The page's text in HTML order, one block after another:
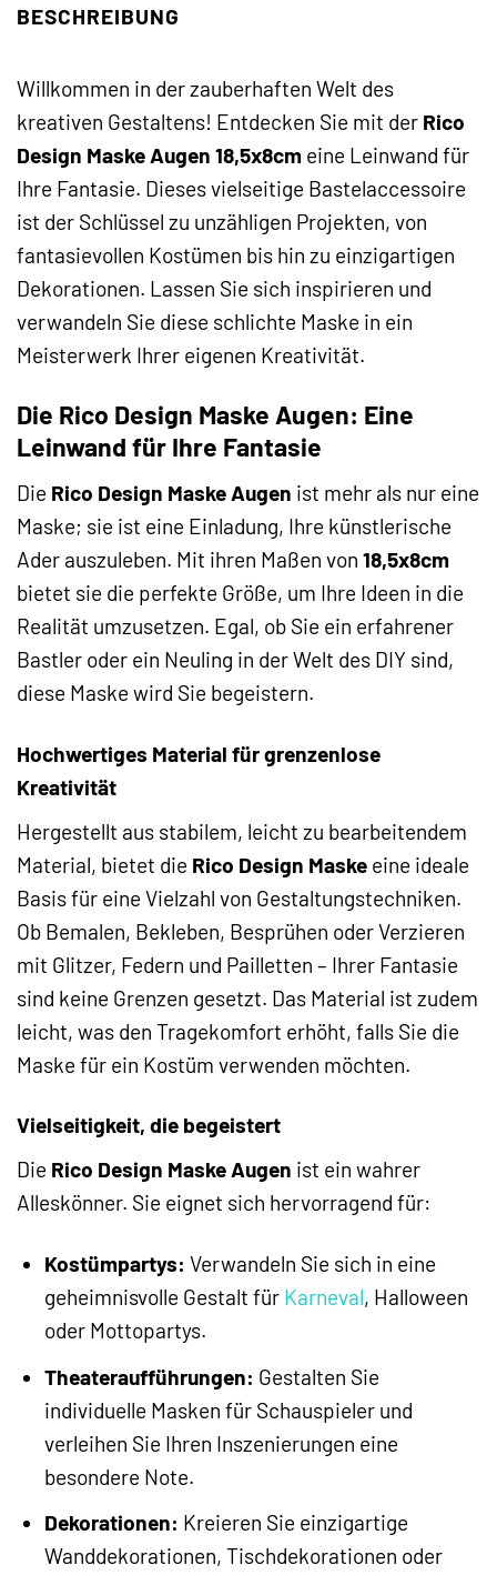
BESCHREIBUNG
Willkommen in der zauberhaften Welt des
kreativen Gestaltens! Entdecken Sie mit der Rico
Design Maske Augen 18,5x8cm eine Leinwand für
Ihre Fantasie. Dieses vielseitige Bastelaccessoire
ist der Schlüssel zu unzähligen Projekten, von
fantasievollen Kostümen bis hin zu einzigartigen
Dekorationen. Lassen Sie sich inspirieren und
verwandeln Sie diese schlichte Maske in ein
Meisterwerk Ihrer eigenen Kreativität.
Die Rico Design Maske Augen: Eine
Leinwand für Ihre Fantasie
Die Rico Design Maske Augen ist mehr als nur eine
Maske; sie ist eine Einladung, Ihre künstlerische
Ader auszuleben. Mit ihren Maßen von 18,5x8cm
bietet sie die perfekte Größe, um Ihre Ideen in die
Realität umzusetzen. Egal, ob Sie ein erfahrener
Bastler oder ein Neuling in der Welt des DIY sind,
diese Maske wird Sie begeistern.
Hochwertiges Material für grenzenlose
Kreativität
Hergestellt aus stabilem, leicht zu bearbeitendem
Material, bietet die Rico Design Maske eine ideale
Basis für eine Vielzahl von Gestaltungstechniken.
Ob Bemalen, Bekleben, Besprühen oder Verzieren
mit Glitzer, Federn und Pailletten – Ihrer Fantasie
sind keine Grenzen gesetzt. Das Material ist zudem
leicht, was den Tragekomfort erhöht, falls Sie die
Maske für ein Kostüm verwenden möchten.
Vielseitigkeit, die begeistert
Die Rico Design Maske Augen ist ein wahrer
Alleskönner. Sie eignet sich hervorragend für:
Kostümpartys: Verwandeln Sie sich in eine
geheimnisvolle Gestalt für Karneval, Halloween
oder Mottopartys.
Theateraufführungen: Gestalten Sie
individuelle Masken für Schauspieler und
verleihen Sie Ihren Inszenierungen eine
besondere Note.
Dekorationen: Kreieren Sie einzigartige
Wanddekorationen, Tischdekorationen oder